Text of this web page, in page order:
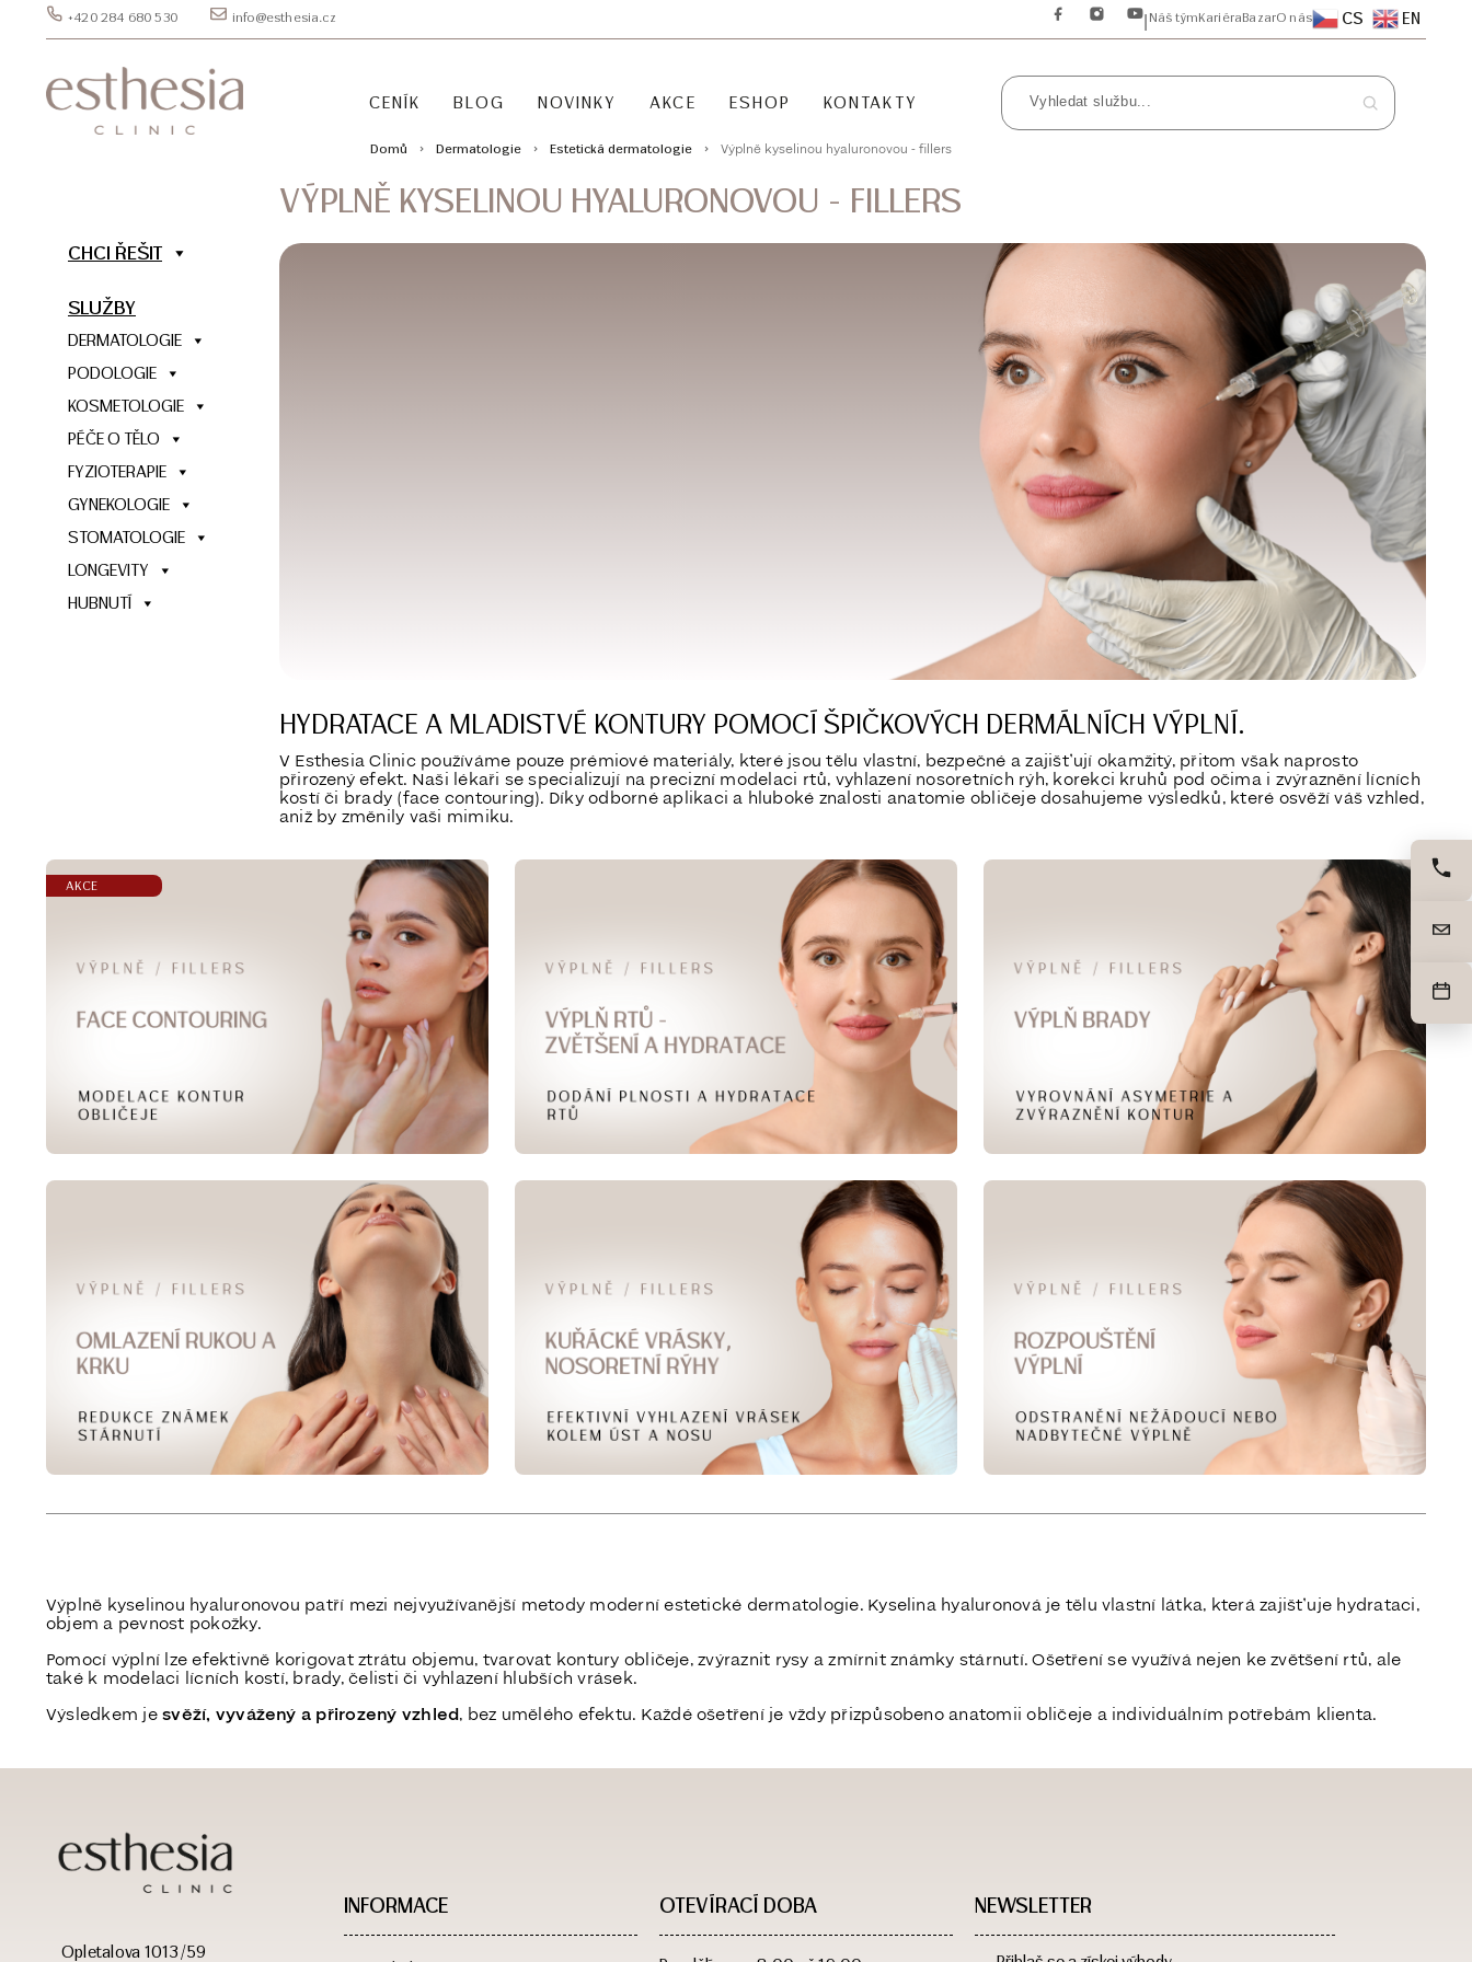
+420 284 680 530 info@esthesia.cz CS EN
O nás
Bazar
Kariéra
Náš tým
CENÍK BLOG NOVINKY AKCE ESHOP KONTAKTY
Domů Dermatologie Estetická dermatologie Výplně kyselinou hyaluronovou - fillers
CHCI ŘEŠIT
SLUŽBY
DERMATOLOGIE
PODOLOGIE
KOSMETOLOGIE
PÉČE O TĚLO
FYZIOTERAPIE
GYNEKOLOGIE
STOMATOLOGIE
LONGEVITY
HUBNUTÍ
VÝPLNĚ KYSELINOU HYALURONOVOU - FILLERS
HYDRATACE A MLADISTVÉ KONTURY POMOCÍ ŠPIČKOVÝCH DERMÁLNÍCH VÝPLNÍ.
V Esthesia Clinic používáme pouze prémiové materiály, které jsou tělu vlastní, bezpečné a zajišťují okamžitý, přitom však naprosto
přirozený efekt. Naši lékaři se specializují na precizní modelaci rtů, vyhlazení nosoretních rýh, korekci kruhů pod očima i zvýraznění lícních
kostí či brady (face contouring). Díky odborné aplikaci a hluboké znalosti anatomie obličeje dosahujeme výsledků, které osvěží váš vzhled,
aniž by změnily vaši mimiku.
AKCE
Výplně kyselinou hyaluronovou patří mezi nejvyužívanější metody moderní estetické dermatologie. Kyselina hyaluronová je tělu vlastní látka, která zajišťuje hydrataci,
objem a pevnost pokožky.
Pomocí výplní lze efektivně korigovat ztrátu objemu, tvarovat kontury obličeje, zvýraznit rysy a zmírnit známky stárnutí. Ošetření se využívá nejen ke zvětšení rtů, ale
také k modelaci lícních kostí, brady, čelisti či vyhlazení hlubších vrásek.
Výsledkem jesvěží, vyvážený a přirozený vzhled, bez umělého efektu. Každé ošetření je vždy přizpůsobeno anatomii obličeje a individuálním potřebám klienta.
Opletalova 1013/59
INFORMACE OTEVÍRACÍ DOBA​ NEWSLETTER